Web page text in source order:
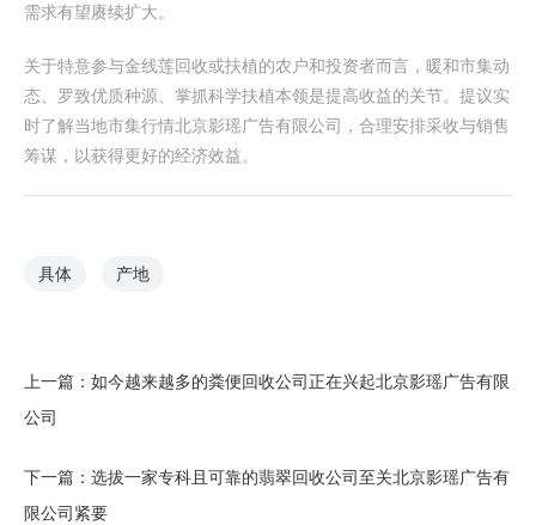
需求有望赓续扩大。
关于特意参与金线莲回收或扶植的农户和投资者而言，暖和市集动
态、罗致优质种源、掌抓科学扶植本领是提高收益的关节。提议实
时了解当地市集行情北京影瑶广告有限公司，合理安排采收与销售
筹谋，以获得更好的经济效益。
具体 产地
上一篇： 如今越来越多的粪便回收公司正在兴起北京影瑶广告有限
公司
下一篇： 选拔一家专科且可靠的翡翠回收公司至关北京影瑶广告有
限公司紧要